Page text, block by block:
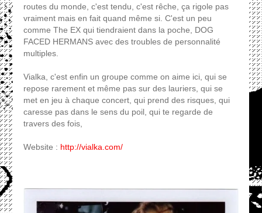
routes du monde, c'est tendu, c'est rêche, ça rigole pas
vraiment mais en fait quand même si. C'est un peu
comme The EX qui tiendraient dans la poche, DOG
FACED HERMANS avec des troubles de personnalité
multiples.
Vialka, c'est enfin un groupe comme on aime ici, qui se
repose rarement et même pas sur des lauriers, qui se
met en jeu à chaque concert, qui prend des risques, qui
caresse pas dans le sens du poil, qui te regarde de
travers des fois,
Website : http://vialka.com/